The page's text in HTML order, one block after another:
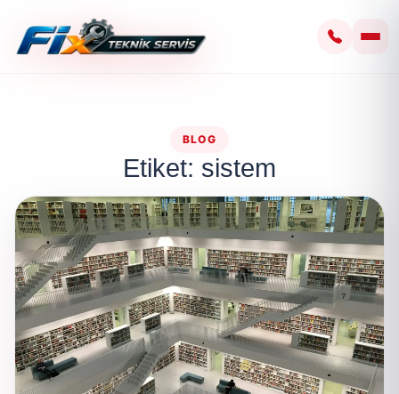
BLOG
Etiket: sistem